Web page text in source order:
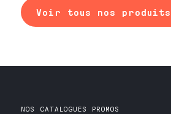
Voir tous nos produits
NOS CATALOGUES PROMOS